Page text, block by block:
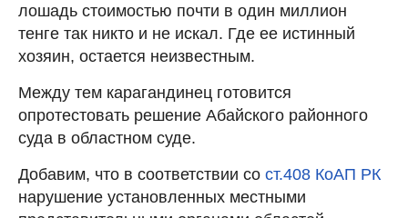
лошадь стоимостью почти в один миллион
тенге так никто и не искал. Где ее истинный
хозяин, остается неизвестным.
Между тем карагандинец готовится
опротестовать решение Абайского районного
суда в областном суде.
Добавим, что в соответствии со ст.408 КоАП РК
нарушение установленных местными